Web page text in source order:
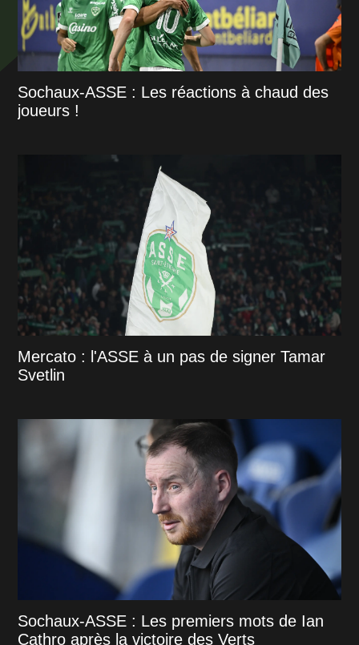
Sochaux-ASSE : Les réactions à chaud des
joueurs !
Mercato : l'ASSE à un pas de signer Tamar
Svetlin
Sochaux-ASSE : Les premiers mots de Ian
Cathro après la victoire des Verts